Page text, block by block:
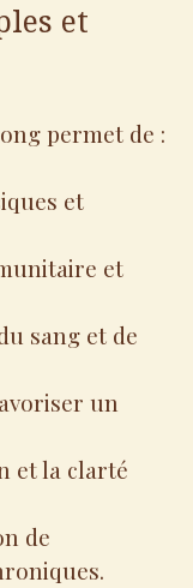
et
permet de :
et
et
sang et de
un
et la clarté
de